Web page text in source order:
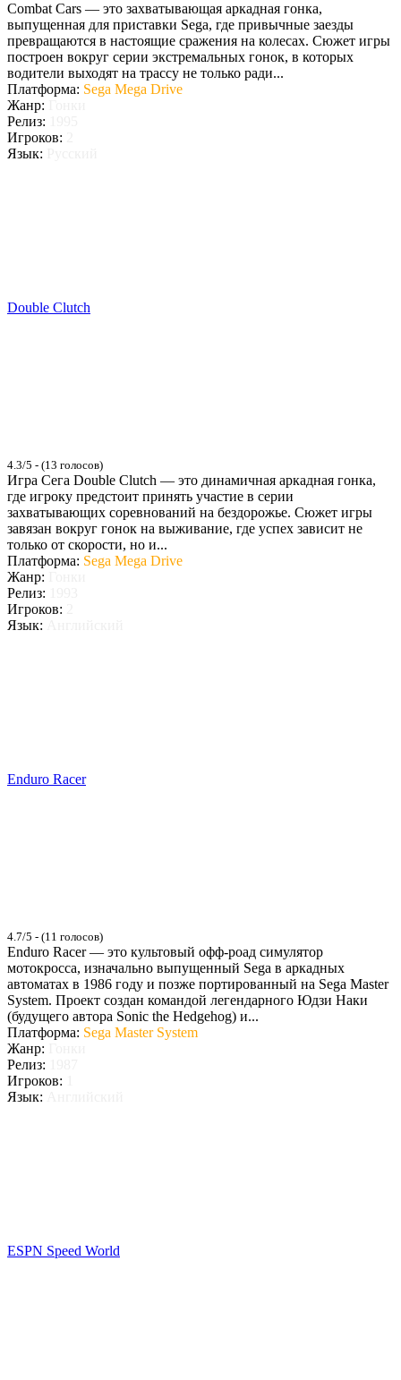
Combat Cars — это захватывающая аркадная гонка,
выпущенная для приставки Sega, где привычные заезды
превращаются в настоящие сражения на колесах. Сюжет игры
построен вокруг серии экстремальных гонок, в которых
водители выходят на трассу не только ради...
Платформа: Sega Mega Drive
Жанр:
Релиз:
Игроков:
Язык:
Double Clutch
4.3/5 - (13 голосов)
Игра Сега Double Clutch — это динамичная аркадная гонка,
где игроку предстоит принять участие в серии
захватывающих соревнований на бездорожье. Сюжет игры
завязан вокруг гонок на выживание, где успех зависит не
только от скорости, но и...
Платформа: Sega Mega Drive
Жанр:
Релиз:
Игроков:
Язык:
Enduro Racer
4.7/5 - (11 голосов)
Enduro Racer — это культовый офф-роад симулятор
мотокросса, изначально выпущенный Sega в аркадных
автоматах в 1986 году и позже портированный на Sega Master
System. Проект создан командой легендарного Юдзи Наки
(будущего автора Sonic the Hedgehog) и...
Платформа: Sega Master System
Жанр:
Релиз:
Игроков:
Язык:
ESPN Speed World